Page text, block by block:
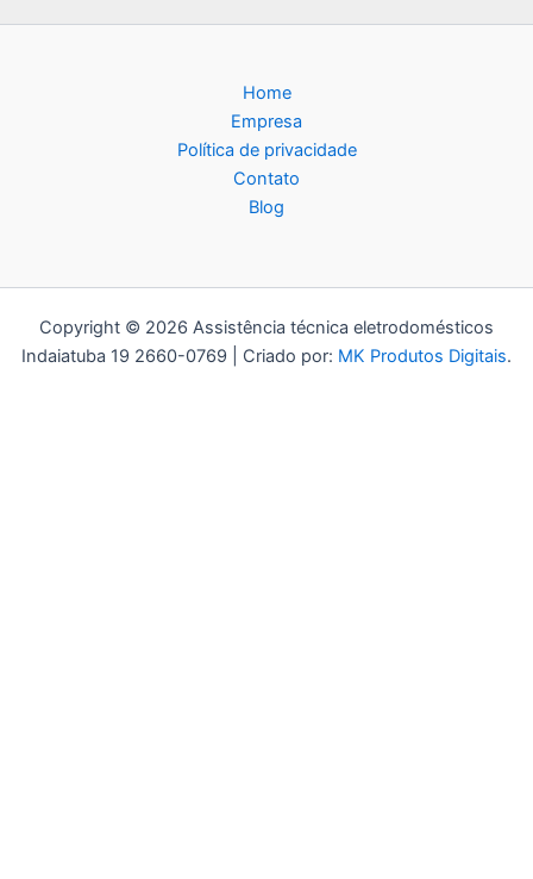
Home
Empresa
Política de privacidade
Contato
Blog
Copyright © 2026 Assistência técnica eletrodomésticos
Indaiatuba 19 2660-0769 | Criado por: MK Produtos Digitais.